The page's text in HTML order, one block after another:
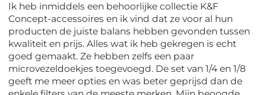
Ik heb inmiddels een behoorlijke collectie K&F
Concept-accessoires en ik vind dat ze voor al hun
producten de juiste balans hebben gevonden tussen
kwaliteit en prijs. Alles wat ik heb gekregen is echt
goed gemaakt. Ze hebben zelfs een paar
microvezeldoekjes toegevoegd. De set van 1/4 en 1/8
geeft me meer opties en was beter geprijsd dan de